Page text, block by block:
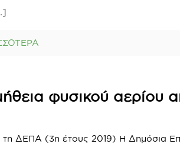
φυσικού
ΔΕΠΑ (3η έτους 2019) Η Δημόσια